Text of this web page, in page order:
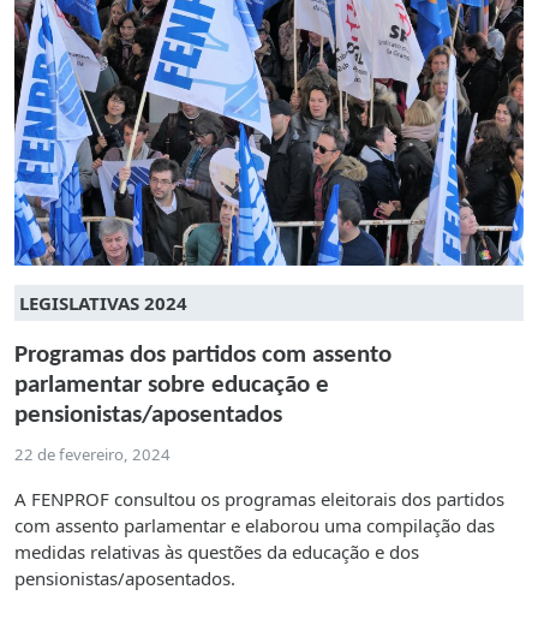
LEGISLATIVAS 2024
Programas dos partidos com assento
parlamentar sobre educação e
pensionistas/aposentados
22 de fevereiro, 2024
A FENPROF consultou os programas eleitorais dos partidos
com assento parlamentar e elaborou uma compilação das
medidas relativas às questões da educação e dos
pensionistas/aposentados.